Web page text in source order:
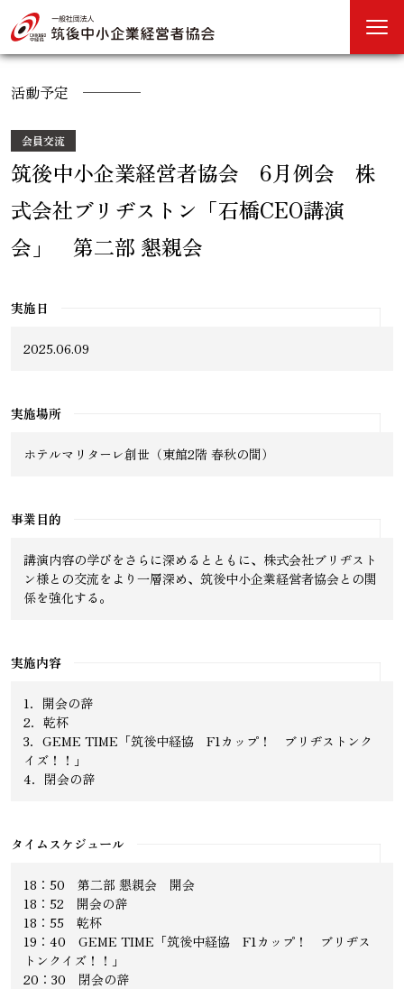
活動予定
会員交流
筑後中小企業経営者協会 6月例会 株
式会社ブリヂストン「石橋CEO講演
会」 第二部 懇親会
実施日
2025.06.09
実施場所
ホテルマリターレ創世（東館2階 春秋の間）
事業目的
講演内容の学びをさらに深めるとともに、株式会社ブリヂスト
ン様との交流をより一層深め、筑後中小企業経営者協会との関
係を強化する。
実施内容
1．開会の辞
2．乾杯
3．GEME TIME「筑後中経協 F1カップ！ ブリヂストンク
イズ！！」
4．閉会の辞
タイムスケジュール
18：50 第二部 懇親会 開会
18：52 開会の辞
18：55 乾杯
19：40 GEME TIME「筑後中経協 F1カップ！ ブリヂス
トンクイズ！！」
20：30 閉会の辞